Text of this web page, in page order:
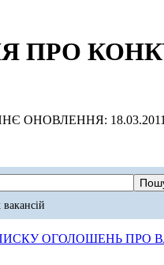
ПРО
ОНОВЛЕННЯ: 18.03.2011
ОГОЛОШЕНЬ ПРО